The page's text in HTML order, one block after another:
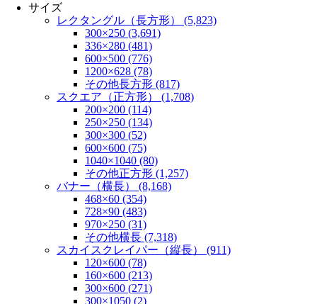
サイズ
レクタングル（長方形） (5,823)
300×250 (3,691)
336×280 (481)
600×500 (776)
1200×628 (78)
その他長方形 (817)
スクエア（正方形） (1,708)
200×200 (114)
250×250 (134)
300×300 (52)
600×600 (75)
1040×1040 (80)
その他正方形 (1,257)
バナー（横長） (8,168)
468×60 (354)
728×90 (483)
970×250 (31)
その他横長 (7,318)
スカイスクレイパー（縦長） (911)
120×600 (78)
160×600 (213)
300×600 (271)
300×1050 (2)